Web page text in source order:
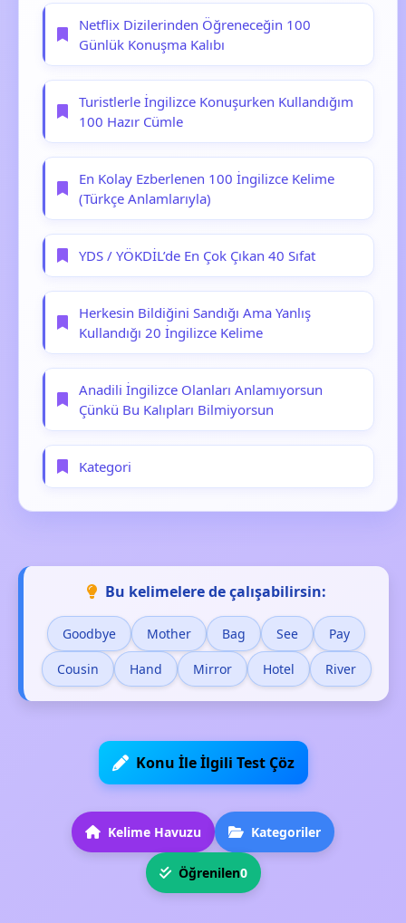
Netflix Dizilerinden Öğreneceğin 100
Günlük Konuşma Kalıbı
Turistlerle İngilizce Konuşurken Kullandığım
100 Hazır Cümle
En Kolay Ezberlenen 100 İngilizce Kelime
(Türkçe Anlamlarıyla)
YDS / YÖKDİL’de En Çok Çıkan 40 Sıfat
Herkesin Bildiğini Sandığı Ama Yanlış
Kullandığı 20 İngilizce Kelime
Anadili İngilizce Olanları Anlamıyorsun
Çünkü Bu Kalıpları Bilmiyorsun
Kategori
Bu kelimelere de çalışabilirsin:
Goodbye Mother Bag See Pay
Cousin Hand Mirror Hotel River
Konu İle İlgili Test Çöz
Kelime Havuzu Kategoriler
Öğrenilen0